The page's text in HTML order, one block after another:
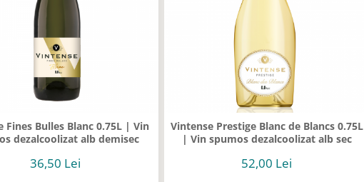
Fines Bulles Blanc 0.75L | Vin
dezalcoolizat alb demisec
36,50 Lei
Vintense Prestige Blanc de Blancs 0.75L
| Vin spumos dezalcoolizat alb sec
52,00 Lei